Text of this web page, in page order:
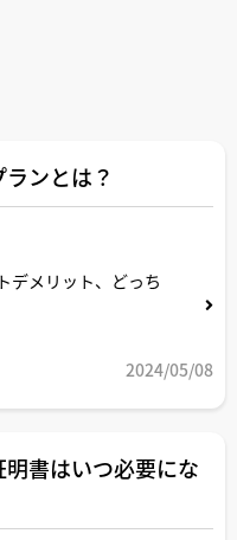
ンとは？
デメリット、どっち
2024/05/08
書はいつ必要にな